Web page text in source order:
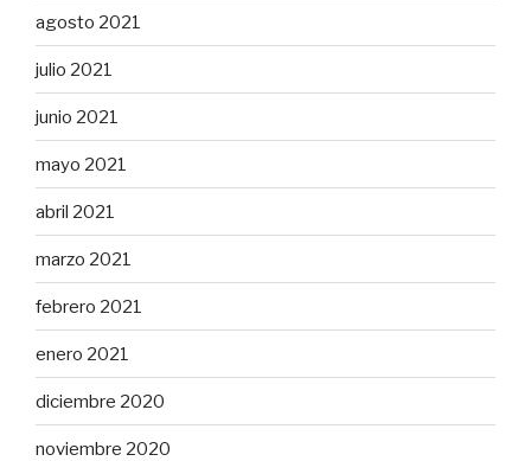
agosto 2021
julio 2021
junio 2021
mayo 2021
abril 2021
marzo 2021
febrero 2021
enero 2021
diciembre 2020
noviembre 2020